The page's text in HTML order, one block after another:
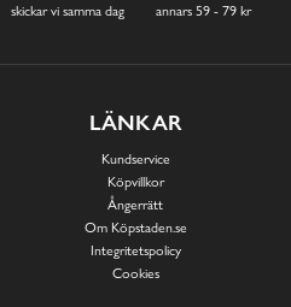
skickar vi samma dag
annars 59 - 79 kr
LÄNKAR
Kundservice
Köpvillkor
Ångerrätt
Om Köpstaden.se
Integritetspolicy
Cookies